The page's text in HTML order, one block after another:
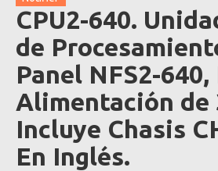
CPU2-640.
de
Panel NFS2-
Alimentación de
Incluye Chasis
En Inglés.